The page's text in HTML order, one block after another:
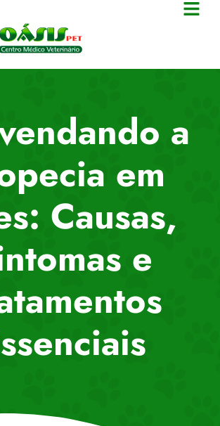
a
em
Causas,
e